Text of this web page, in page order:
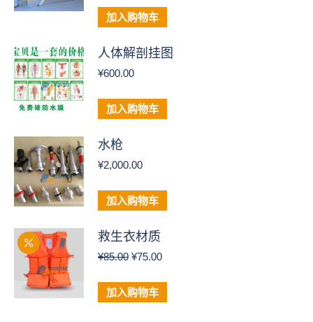
加入购物车
人体解剖挂图
¥600.00
加入购物车
水枪
¥2,000.00
加入购物车
救生衣材质
¥85.00 原
为：
¥85.00。
¥75.00当
格
加入购物车